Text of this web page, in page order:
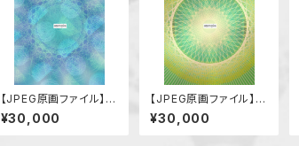
【JPEG原画ファイル】龍
神
¥30,000
【JPEG原画ファイル】グ
リーンフローライト
¥30,000